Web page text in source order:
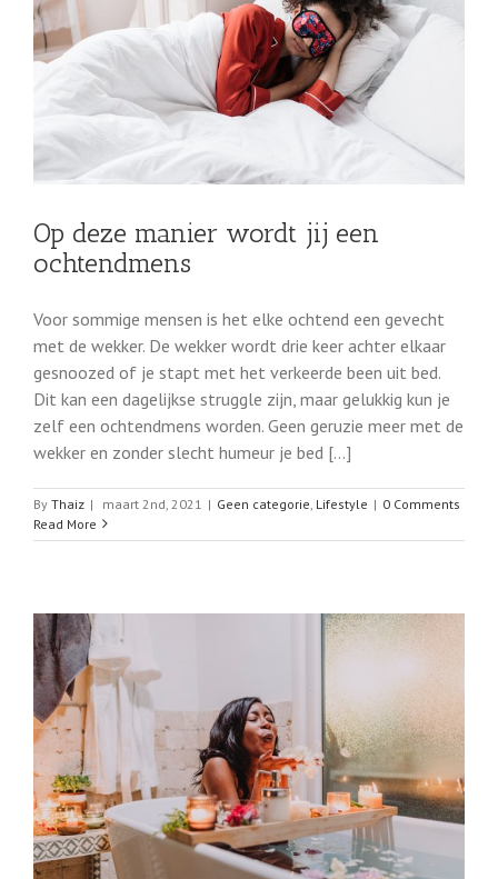
Op deze manier wordt jij een
ochtendmens
Voor sommige mensen is het elke ochtend een gevecht
met de wekker. De wekker wordt drie keer achter elkaar
gesnoozed of je stapt met het verkeerde been uit bed.
Dit kan een dagelijkse struggle zijn, maar gelukkig kun je
zelf een ochtendmens worden. Geen geruzie meer met de
wekker en zonder slecht humeur je bed [...]
By Thaiz | maart 2nd, 2021 | Geen categorie Lifestyle | 0 Comments
Read More